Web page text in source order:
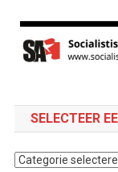
SELECTEER
Selecteer